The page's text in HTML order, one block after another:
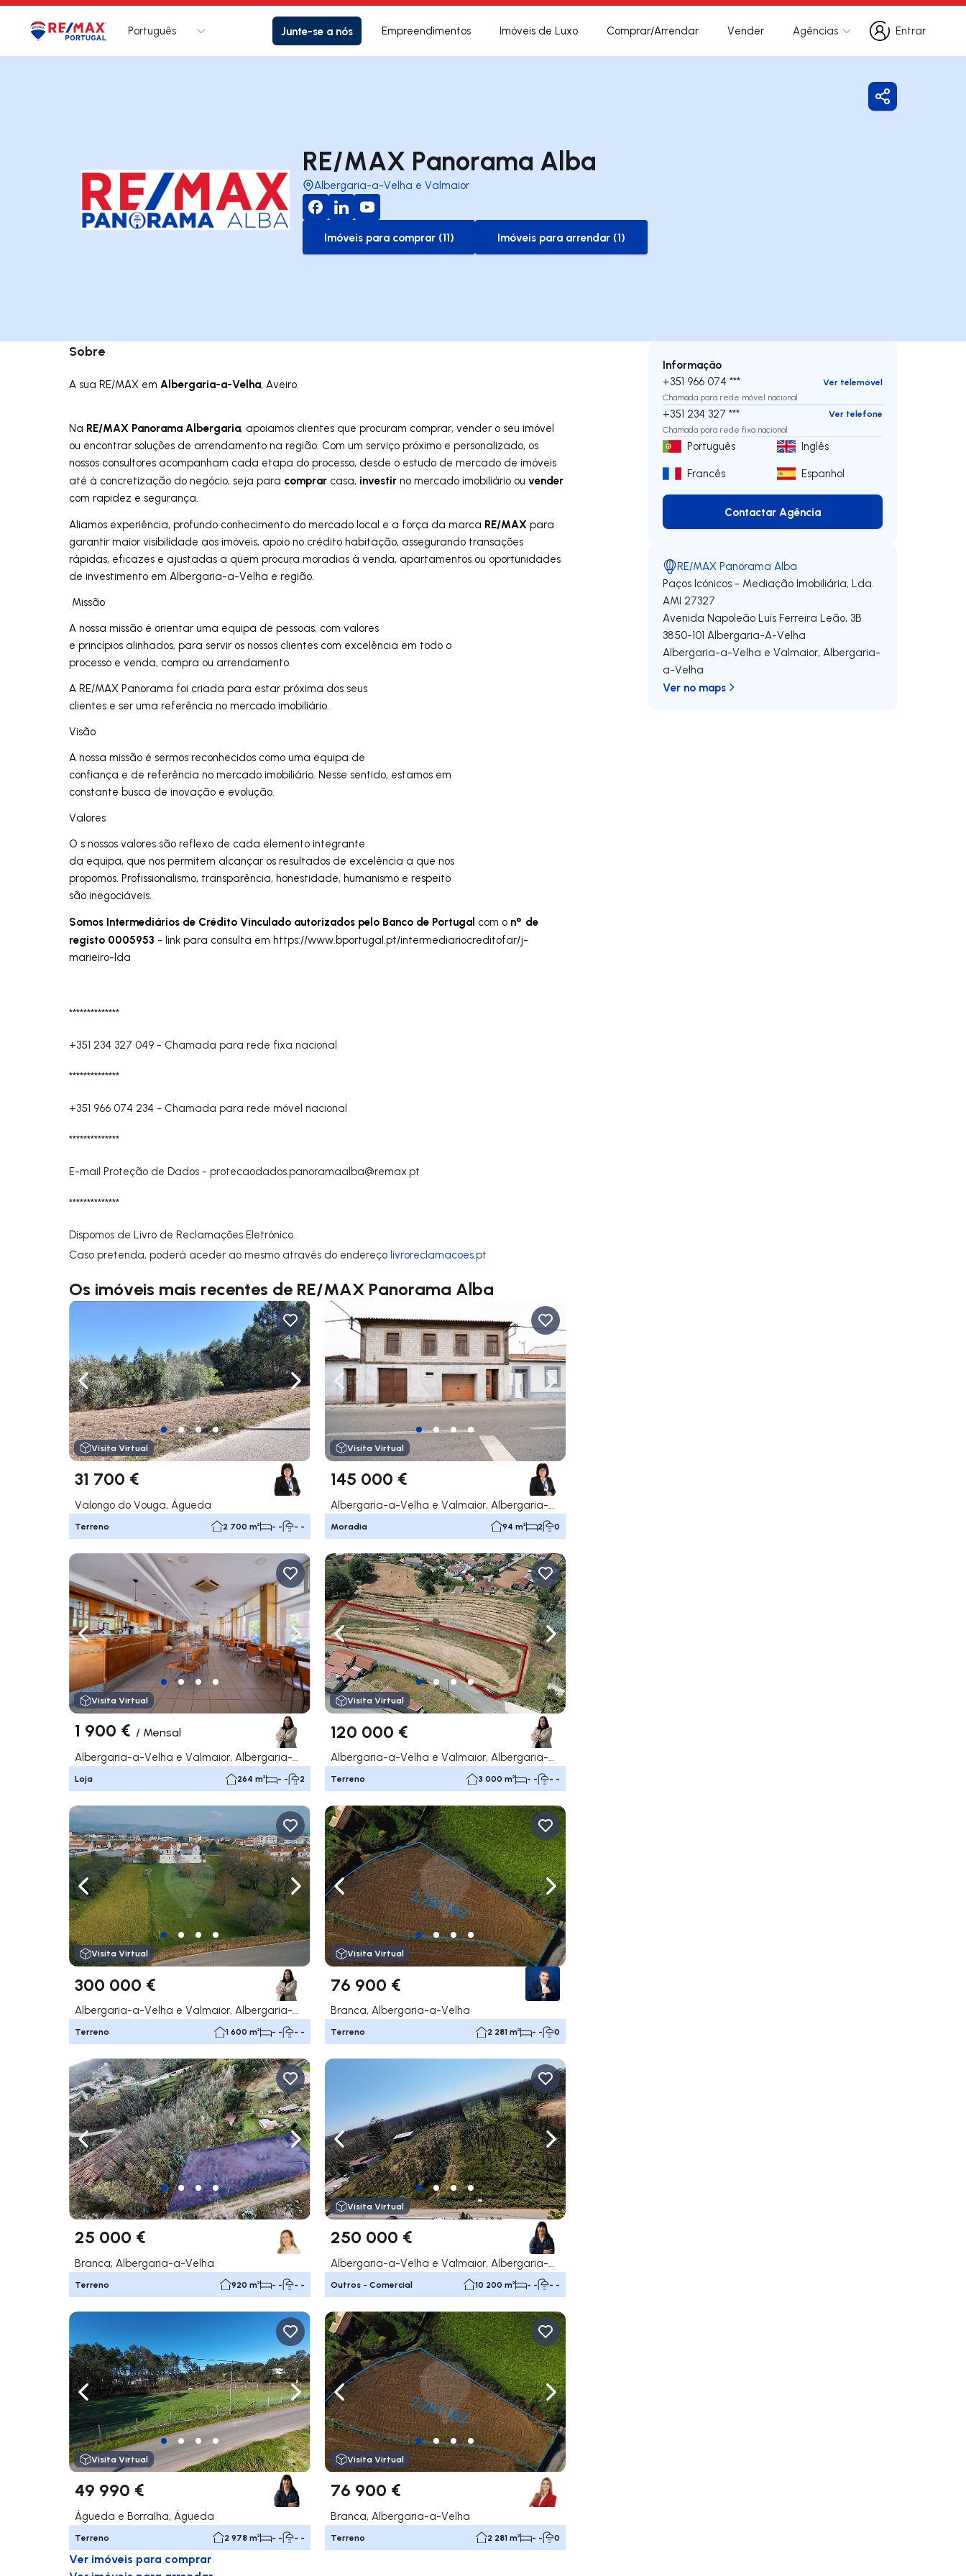
Logo Ir para página inicial
Português Junte-se a nós Empreendimentos Imóveis de Luxo Comprar/Arrendar Vender Agências
Entrar
Entrar
RE/MAX Panorama Alba
Albergaria-a-Velha e Valmaior
to-buy-listing
Imóveis para comprar (11)
to-rent-listing
Imóveis para arrendar (1)
Partilhar
Sobre
A sua RE/MAX em Albergaria-a-Velha, Aveiro.
Na RE/MAX Panorama Albergaria, apoiamos clientes que procuram comprar, vender o seu imóvel
ou encontrar soluções de arrendamento na região. Com um serviço próximo e personalizado, os
nossos consultores acompanham cada etapa do processo, desde o estudo de mercado de imóveis
até à concretização do negócio, seja para comprar casa, investir no mercado imobiliário ou vender
com rapidez e segurança.
Aliamos experiência, profundo conhecimento do mercado local e a força da marca RE/MAX para
garantir maior visibilidade aos imóveis, apoio no crédito habitação, assegurando transações
rápidas, eficazes e ajustadas a quem procura moradias à venda, apartamentos ou oportunidades
de investimento em Albergaria-a-Velha e região.
Missão
A nossa missão é orientar uma equipa de pessoas, com valores
e princípios alinhados, para servir os nossos clientes com excelência em todo o
processo e venda, compra ou arrendamento.
A RE/MAX Panorama foi criada para estar próxima dos seus
clientes e ser uma referência no mercado imobiliário.
Visão
A nossa missão é sermos reconhecidos como uma equipa de
confiança e de referência no mercado imobiliário. Nesse sentido, estamos em
constante busca de inovação e evolução.
Valores
O s nossos valores são reflexo de cada elemento integrante
da equipa, que nos permitem alcançar os resultados de excelência a que nos
propomos. Profissionalismo, transparência, honestidade, humanismo e respeito
são inegociáveis.
Somos Intermediários de Crédito Vinculado autorizados pelo Banco de Portugal com o nº de
registo 0005953 - link para consulta em https://www.bportugal.pt/intermediariocreditofar/j-
marieiro-lda
**************
+351 234 327 049 - Chamada para rede fixa nacional
**************
+351 966 074 234 - Chamada para rede móvel nacional
**************
E-mail Proteção de Dados - protecaodados.panoramaalba@remax.pt
**************
Dispomos de Livro de Reclamações Eletrónico.
Caso pretenda, poderá aceder ao mesmo através do endereço livroreclamacoes.pt
Os imóveis mais recentes de RE/MAX Panorama Alba
Navegação para a esquerda Navegação para a direita
Visita Virtual
31 700 €
Valongo do Vouga, Águeda
Terreno 2 700 m² - - - -
Navegação para a esquerda Navegação para a direita
Visita Virtual
145 000 €
Moradia 94 m² 2 0
Navegação para a esquerda Navegação para a direita
Visita Virtual
1 900 € / Mensal
Albergaria-a-Velha e Valmaior, Albergaria-a-Velha
Loja 264 m² - - 2
Navegação para a esquerda Navegação para a direita
Visita Virtual
120 000 €
Albergaria-a-Velha e Valmaior, Albergaria-a-Velha
Terreno 3 000 m² - - - -
Navegação para a esquerda Navegação para a direita
Visita Virtual
300 000 €
Albergaria-a-Velha e Valmaior, Albergaria-a-Velha
Terreno 1 600 m² - - - -
Navegação para a esquerda Navegação para a direita
Visita Virtual
76 900 €
Branca, Albergaria-a-Velha
Terreno 2 281 m² - - 0
Navegação para a esquerda Navegação para a direita
25 000 €
Branca, Albergaria-a-Velha
Terreno 920 m² - - - -
Navegação para a esquerda Navegação para a direita
Visita Virtual
250 000 €
Albergaria-a-Velha e Valmaior, Albergaria-a-Velha
Outros - Comercial 10 200 m² - - - -
Navegação para a esquerda Navegação para a direita
Visita Virtual
49 990 €
Águeda e Borralha, Águeda
Terreno 2 978 m² - - - -
Navegação para a esquerda Navegação para a direita
Visita Virtual
76 900 €
Branca, Albergaria-a-Velha
Terreno 2 281 m² - - 0
Ver imóveis para comprar
Informação
+351 966 074 ***
Ver telemóvel
Chamada para rede móvel nacional
+351 234 327 ***
Ver telefone
Chamada para rede fixa nacional
Português
Inglês
Francês
Espanhol
Contactar Agência
Contactar Agência
RE/MAX Panorama Alba
Paços Icónicos - Mediação Imobiliária, Lda.
AMI 27327
Avenida Napoleão Luís Ferreira Leão, 3B
3850-101 Albergaria-A-Velha
Albergaria-a-Velha e Valmaior,Albergaria-
a-Velha
Ver no maps